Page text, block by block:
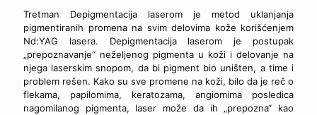
Tretman Depigmentacija laserom je metod uklanjanja
pigmentiranih promena na svim delovima kože korišćenjem
Nd:YAG lasera. Depigmentacija laserom je postupak
„prepoznavanje“ neželjenog pigmenta u koži i delovanje na
njega laserskim snopom, da bi pigment bio uništen, a time i
problem rešen. Kako su sve promene na koži, bilo da je reč o
flekama, papilomima, keratozama, angiomima posledica
nagomilanog pigmenta, laser može da ih „prepozna“ kao